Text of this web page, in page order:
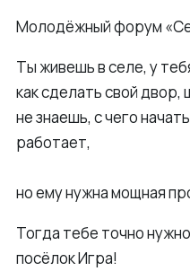
Молодёжный форум
Ты живешь в селе, у
как сделать свой
не знаешь, с чего
работает,
но ему нужна мощная
Тогда тебе точно
посёлок Игра!